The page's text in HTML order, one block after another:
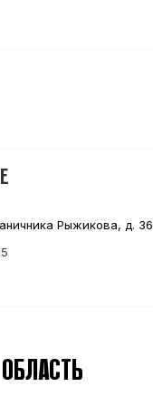
Рыжикова, д. 36